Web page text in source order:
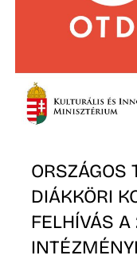
ORSZÁGOS
DIÁKKÖRI
FELHÍVÁS